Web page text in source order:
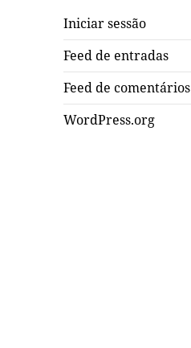
Iniciar sessão
Feed de entradas
Feed de comentários
WordPress.org